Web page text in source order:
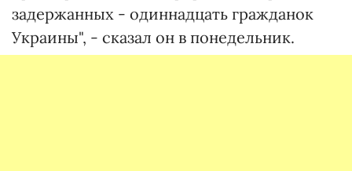
задержанных - одиннадцать гражданок
Украины", - сказал он в понедельник.